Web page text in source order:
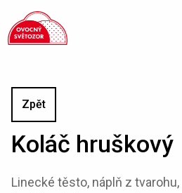
Zpět
Koláč hruškový
Linecké těsto, náplň z